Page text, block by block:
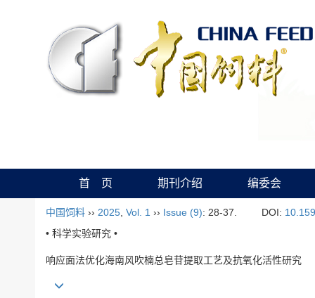
首 页 期刊介绍 编委会
中国饲料 ›› 2025 Vol. 1 ›› Issue (9): 28-37. DOI:
• 科学实验研究 •
响应面法优化海南风吹楠总皂苷提取工艺及抗氧化活性研究